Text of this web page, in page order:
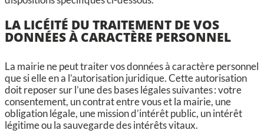
LA LICÉITÉ DU TRAITEMENT DE VOS
DONNÉES À CARACTÈRE PERSONNEL
La mairie ne peut traiter vos données à caractère personnel
que si elle en a l’autorisation juridique. Cette autorisation
doit reposer sur l’une des bases légales suivantes : votre
consentement, un contrat entre vous et la mairie, une
obligation légale, une mission d’intérêt public, un intérêt
légitime ou la sauvegarde des intérêts vitaux.